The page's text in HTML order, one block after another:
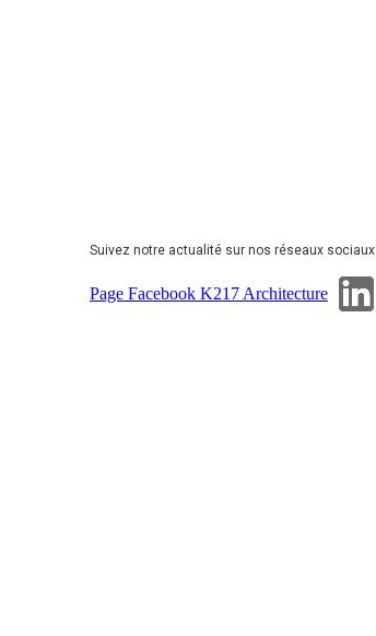
Suivez notre actualité sur nos réseaux sociaux
Page Facebook K217 Architecture